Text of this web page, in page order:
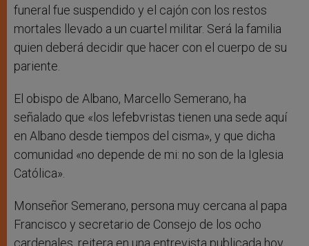
funeral fue suspendido y el cajón con los restos
mortales llevado a un cuartel militar. Será la familia
quien deberá decidir que hacer con el cuerpo de su
pariente.
El obispo de Albano, Marcello Semerano, ha
señalado que «los lefebvristas tienen una sede aquí
en Albano desde tiempos del cisma», y que dicha
comunidad «no depende de mi: no son de la Iglesia
Católica».
Monseñor Semerano, persona muy cercana al papa
Francisco y secretario de Consejo de los ocho
cardenales, reitera en una entrevista publicada hoy